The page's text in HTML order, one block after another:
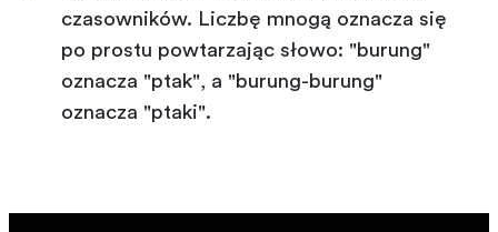
czasowników. Liczbę mnogą oznacza się
po prostu powtarzając słowo: "burung"
oznacza "ptak", a "burung-burung"
oznacza "ptaki".